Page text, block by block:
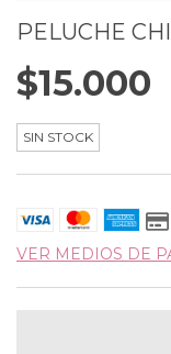
PELUCHE
$15.000
SIN STOCK
VER MEDIOS DE